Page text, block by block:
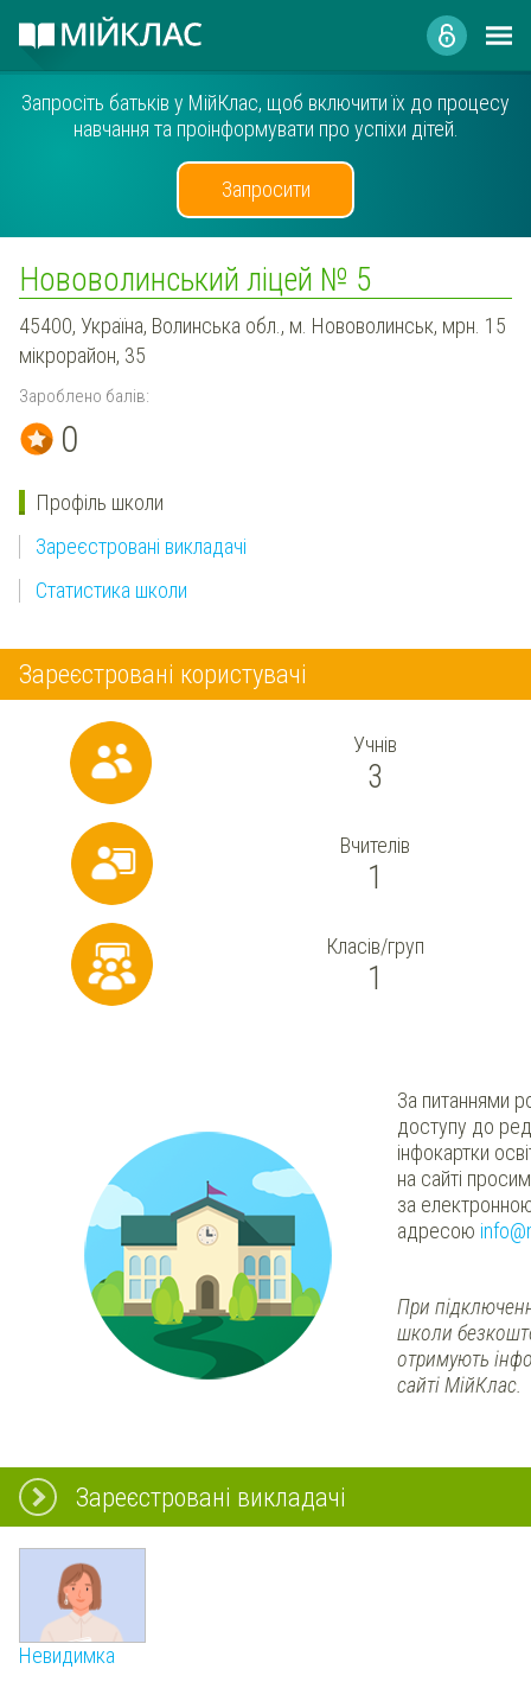
Запросіть батьків у МійКлас, щоб включити їх до процесу
навчання та проінформувати про успіхи дітей.
Запросити
Нововолинський ліцей № 5
45400, Україна, Волинська обл., м. Нововолинськ, мрн. 15
мікрорайон, 35
Зароблено балів:
0
Профіль школи
Зареєстровані викладачі
Статистика школи
Зареєстровані користувачі
Учнів
3
Вчителів
1
Класів/груп
1
За питаннями
доступу до
інфокартки
на сайті
за
адресою
При
школи
отримують
сайті МійКлас.
Зареєстровані викладачі
Невидимка